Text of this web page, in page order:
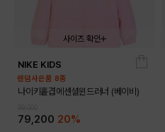
사이즈 확인
NIKE KIDS
랜덤사은품 8종
나이키홑겹에센셜윈드러너 (베이비)
79,200 20%